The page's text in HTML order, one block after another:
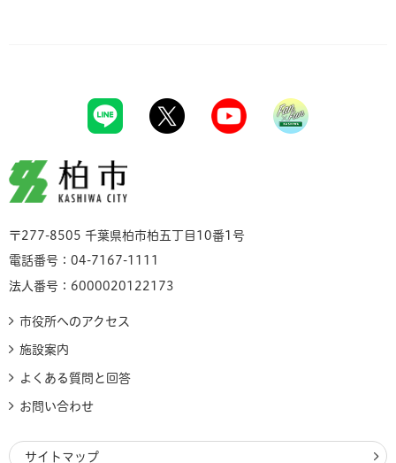
柏市
〒277-8505 千葉県柏市柏五丁目10番1号
電話番号：04-7167-1111
法人番号：6000020122173
市役所へのアクセス
施設案内
よくある質問と回答
お問い合わせ
サイトマップ